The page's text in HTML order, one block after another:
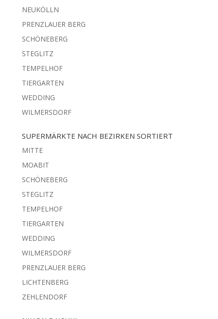
NEUKÖLLN
PRENZLAUER BERG
SCHÖNEBERG
STEGLITZ
TEMPELHOF
TIERGARTEN
WEDDING
WILMERSDORF
SUPERMÄRKTE NACH BEZIRKEN SORTIERT
MITTE
MOABIT
SCHÖNEBERG
STEGLITZ
TEMPELHOF
TIERGARTEN
WEDDING
WILMERSDORF
PRENZLAUER BERG
LICHTENBERG
ZEHLENDORF